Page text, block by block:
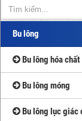
Bu lông
Bu lông hóa chất
Bu lông móng
Bu lông lục giác